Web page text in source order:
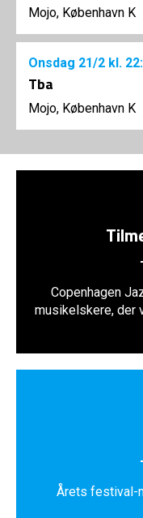
Mojo, København K
Onsdag 21/2 kl.
Tba
Mojo, København K
Copenhagen
musikelskere, der
Årets festival-